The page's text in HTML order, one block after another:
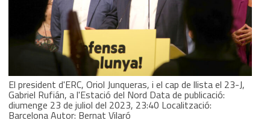
El president d'ERC, Oriol Junqueras, i el cap de llista el 23-J,
Gabriel Rufián, a l'Estació del Nord Data de publicació:
diumenge 23 de juliol del 2023, 23:40 Localització:
Barcelona Autor: Bernat Vilaró